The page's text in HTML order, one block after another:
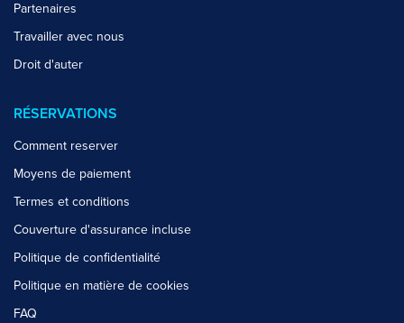
Partenaires
Travailler avec nous
Droit d'auter
RÉSERVATIONS
Comment reserver
Moyens de paiement
Termes et conditions
Couverture d'assurance incluse
Politique de confidentialité
Politique en matière de cookies
FAQ